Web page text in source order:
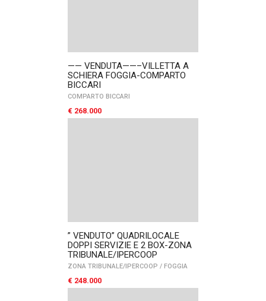
—— VENDUTA——–VILLETTA A
SCHIERA FOGGIA-COMPARTO
BICCARI
COMPARTO BICCARI
€ 268.000
” VENDUTO” QUADRILOCALE
DOPPI SERVIZIE E 2 BOX-ZONA
TRIBUNALE/IPERCOOP
ZONA TRIBUNALE/IPERCOOP / FOGGIA
€ 248.000